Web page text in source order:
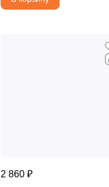
2 860 ₽